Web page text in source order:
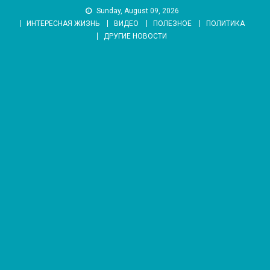
Sunday, August 09, 2026
ИНТЕРЕСНАЯ ЖИЗНЬ
ВИДЕО ПОЛЕЗНОЕ
ПОЛИТИКА
ДРУГИЕ НОВОСТИ